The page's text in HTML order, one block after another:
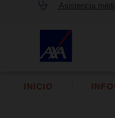
Asistencia
INICIO